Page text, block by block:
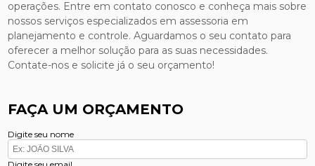
operações. Entre em contato conosco e conheça mais sobre
nossos serviços especializados em assessoria em
planejamento e controle. Aguardamos o seu contato para
oferecer a melhor solução para as suas necessidades.
Contate-nos e solicite já o seu orçamento!
FAÇA UM ORÇAMENTO
Digite seu nome